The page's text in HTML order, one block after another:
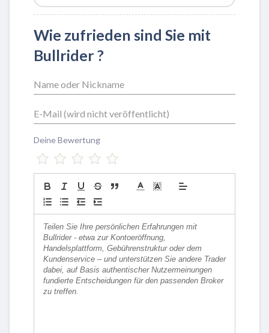
Wie zufrieden sind Sie mit
Bullrider ?
Deine Bewertung